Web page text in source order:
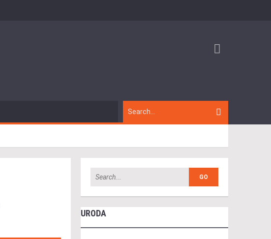
URODA